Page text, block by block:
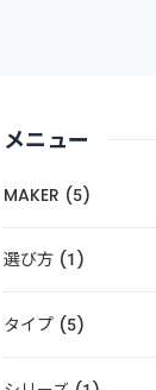
メニュー
MAKER (5)
選び方 (1)
タイプ (5)